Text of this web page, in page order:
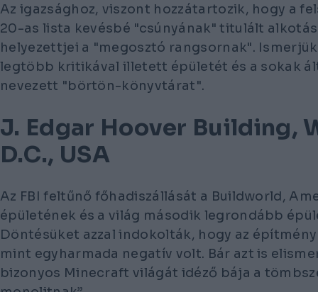
Az igazsághoz, viszont hozzátartozik, hogy a
20-as lista kevésbé "csúnyának" titulált
helyezettjei a "megosztó rangsornak".
legtöbb kritikával illetett épületét és a sokak
nevezett "börtön-könyvtárat".
J. Edgar Hoover Building,
D.C., USA
Az FBI feltűnő főhadiszállását a Buildworld,
épületének és a világ második legrondább
Döntésüket azzal indokolták, hogy az
mint egyharmada negatív volt. Bár azt is
bizonyos Minecraft világát idéző bája a